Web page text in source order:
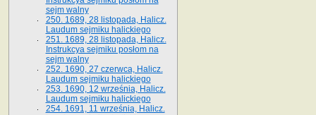
sejm walny
250. 1689, 28 listopada, Halicz.
Laudum sejmiku halickiego
251. 1689, 28 listopada, Halicz.
Instrukcya sejmiku posłom na
sejm walny
252. 1690, 27 czerwca, Halicz.
Laudum sejmiku halickiego
253. 1690, 12 września, Halicz.
Laudum sejmiku halickiego
254. 1691, 11 września, Halicz.